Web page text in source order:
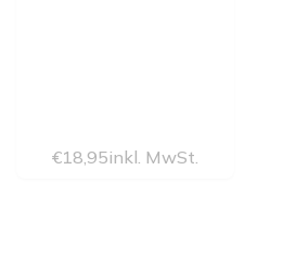
€18,95inkl. MwSt.